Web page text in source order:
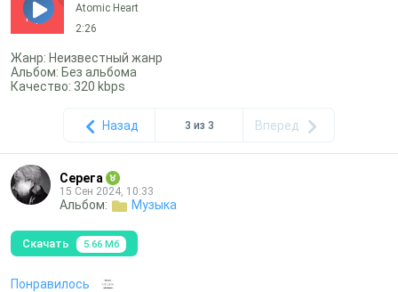
mp3
Atomic Heart
2:26
Жанр: Неизвестный жанр
Альбом: Без альбома
Качество: 320 kbps
Назад 3 из 3 Вперед
Серега
15 Сен 2024, 10:33
Альбом: Музыка
Скачать 5.66 Мб
Понравилось